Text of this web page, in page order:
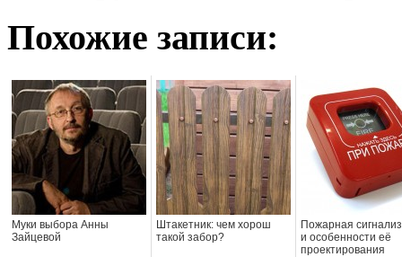
Похожие записи:
Муки выбора Анны
Зайцевой
Штакетник: чем хорош
такой забор?
Пожарная
и особенности её
проектирования